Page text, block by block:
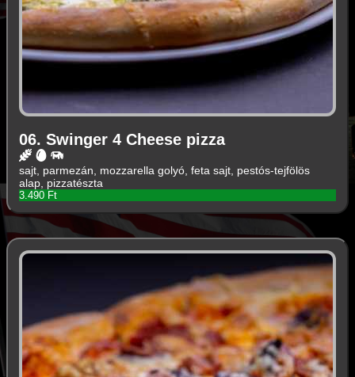
06. Swinger 4 Cheese pizza
sajt, parmezán, mozzarella golyó, feta sajt, pestós-tejfölös
alap, pizzatészta
3.490 Ft